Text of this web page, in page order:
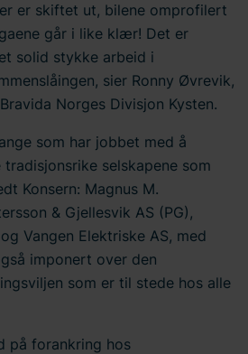
er skiftet ut, bilene omprofilert
går i like klær! Det er
solid stykke arbeid i
sier Ronny Øvrevik,
Norges Divisjon Kysten.
som har jobbet med å
selskapene som
Konsern: Magnus M.
& Gjellesvik AS (PG),
Vangen Elektriske AS, med
imponert over den
som er til stede hos alle
på forankring hos